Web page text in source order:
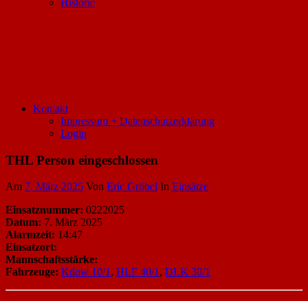
Historie
Kontakt
Impressum + Datenschutzerklärung
Login
THL Person eingeschlossen
Am 7. März 2025 Von Eric Gröbel In Einsätze
Einsatznummer: 0222025
Datum: 7. März 2025
Alarmzeit: 14:47
Einsatzort:
Mannschaftsstärke:
Fahrzeuge: Kdow 10/1, HLF 40/1, DLK 30/1